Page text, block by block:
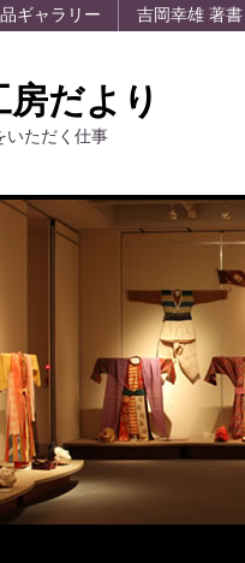
ギャラリー 吉岡幸雄 著書
だより
いただく仕事